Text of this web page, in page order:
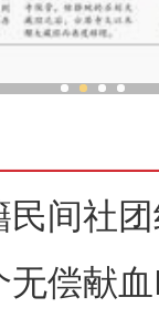
民间社
偿献血